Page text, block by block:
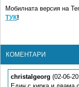
Мобилната версия на
ТУК!
КОМЕНТАРИ
christalgeorg (02-06-